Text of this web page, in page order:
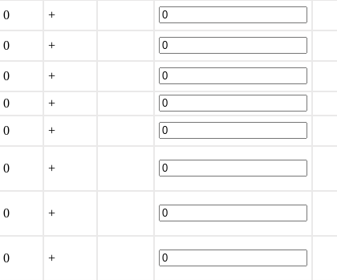
0 +
0 +
0
+
0
+
0 +
0 +
0 +
0 +